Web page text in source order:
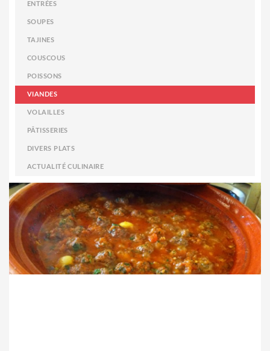
ENTRÉES
SOUPES
TAJINES
COUSCOUS
POISSONS
VIANDES
VOLAILLES
PÂTISSERIES
DIVERS PLATS
ACTUALITÉ CULINAIRE